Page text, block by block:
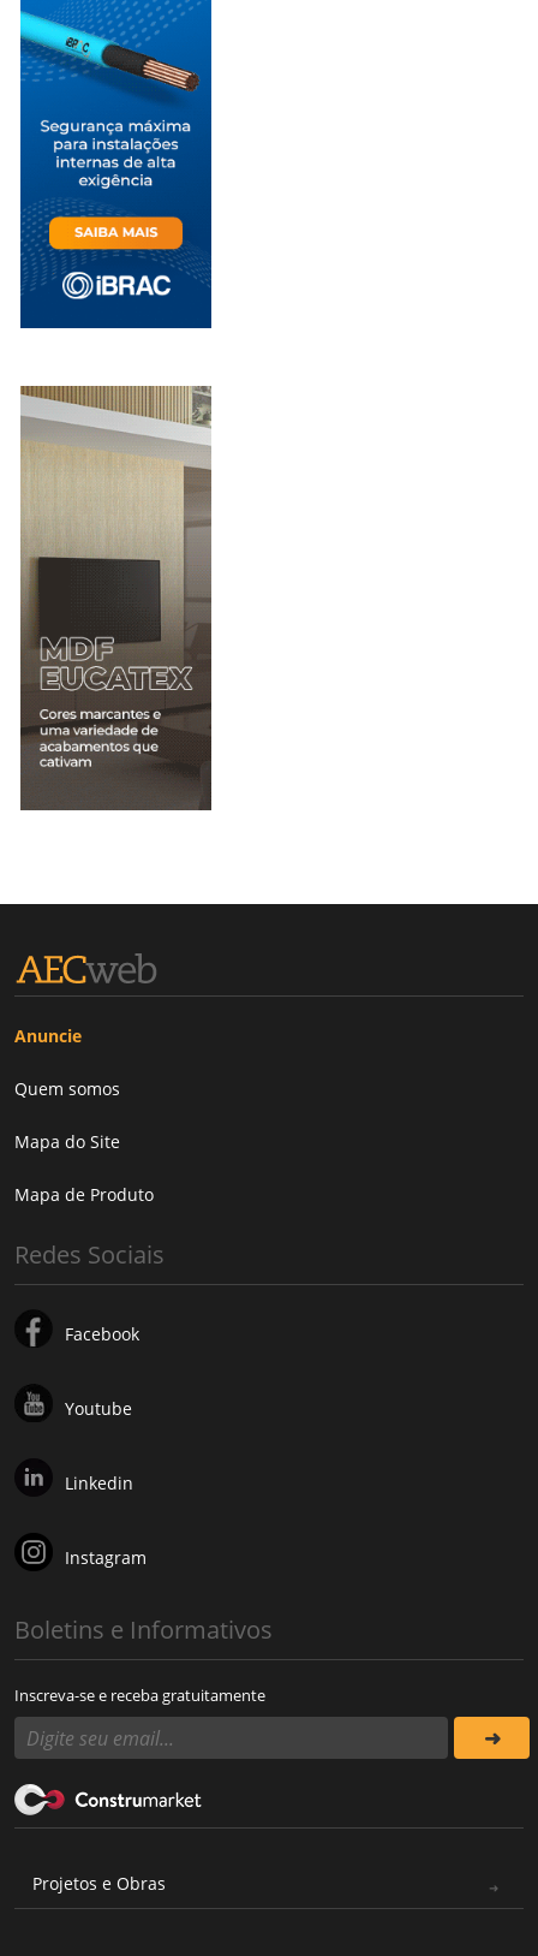
Anuncie
Quem somos
Mapa do Site
Mapa de Produto
Redes Sociais
Facebook
Youtube
Linkedin
Instagram
Boletins e Informativos
Inscreva-se e receba gratuitamente
Projetos e Obras